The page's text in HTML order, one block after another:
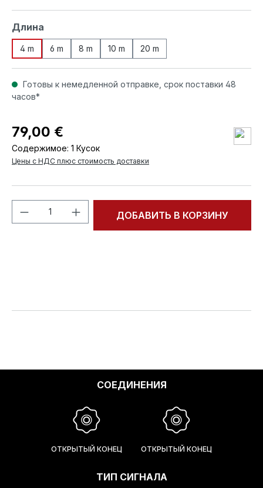
Выберите
Длина
4 m 6 m 8 m 10 m 20 m
Готовы к немедленной отправке, срок поставки 48
часов*
79,00 €
Содержимое: 1 Кусок
Цены с НДС плюс стоимость доставки
Количество продукта: введите
ДОБАВИТЬ В КОРЗИНУ
СОЕДИНЕНИЯ
ОТКРЫТЫЙ КОНЕЦ ОТКРЫТЫЙ КОНЕЦ
ТИП СИГНАЛА